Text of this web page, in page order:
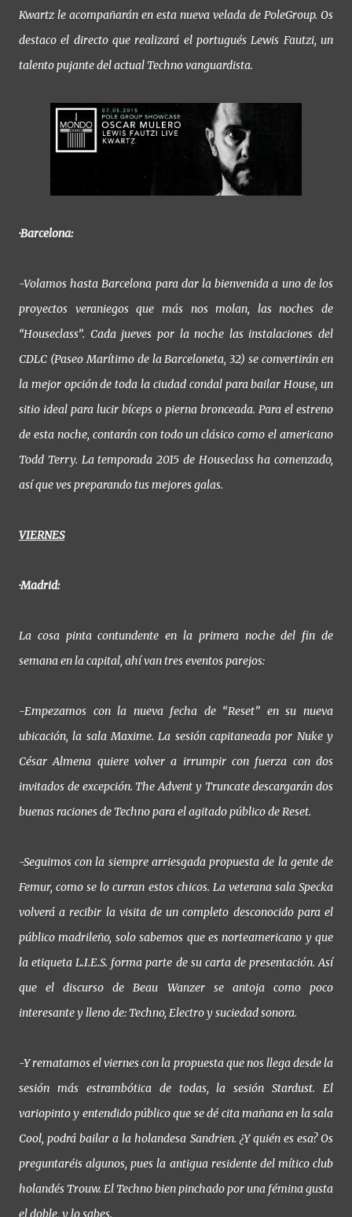
Kwartz le acompañarán en esta nueva velada de PoleGroup. Os
destaco el directo que realizará el portugués Lewis Fautzi, un
talento pujante del actual Techno vanguardista.
·Barcelona:
-Volamos hasta Barcelona para dar la bienvenida a uno de los
proyectos veraniegos que más nos molan, las noches de
“Houseclass”. Cada jueves por la noche las instalaciones del
CDLC (Paseo Marítimo de la Barceloneta, 32) se convertirán en
la mejor opción de toda la ciudad condal para bailar House, un
sitio ideal para lucir bíceps o pierna bronceada. Para el estreno
de esta noche, contarán con todo un clásico como el americano
Todd Terry. La temporada 2015 de Houseclass ha comenzado,
así que ves preparando tus mejores galas.
VIERNES
·Madrid:
La cosa pinta contundente en la primera noche del fin de
semana en la capital, ahí van tres eventos parejos:
-Empezamos con la nueva fecha de “Reset” en su nueva
ubicación, la sala Maxime. La sesión capitaneada por Nuke y
César Almena quiere volver a irrumpir con fuerza con dos
invitados de excepción. The Advent y Truncate descargarán dos
buenas raciones de Techno para el agitado público de Reset.
-Seguimos con la siempre arriesgada propuesta de la gente de
Femur, como se lo curran estos chicos. La veterana sala Specka
volverá a recibir la visita de un completo desconocido para el
público madrileño, solo sabemos que es norteamericano y que
la etiqueta L.I.E.S. forma parte de su carta de presentación. Así
que el discurso de Beau Wanzer se antoja como poco
interesante y lleno de: Techno, Electro y suciedad sonora.
-Y rematamos el viernes con la propuesta que nos llega desde la
sesión más estrambótica de todas, la sesión Stardust. El
variopinto y entendido público que se dé cita mañana en la sala
Cool, podrá bailar a la holandesa Sandrien. ¿Y quién es esa? Os
preguntaréis algunos, pues la antigua residente del mítico club
holandés Trouw. El Techno bien pinchado por una fémina gusta
el doble, y lo sabes.